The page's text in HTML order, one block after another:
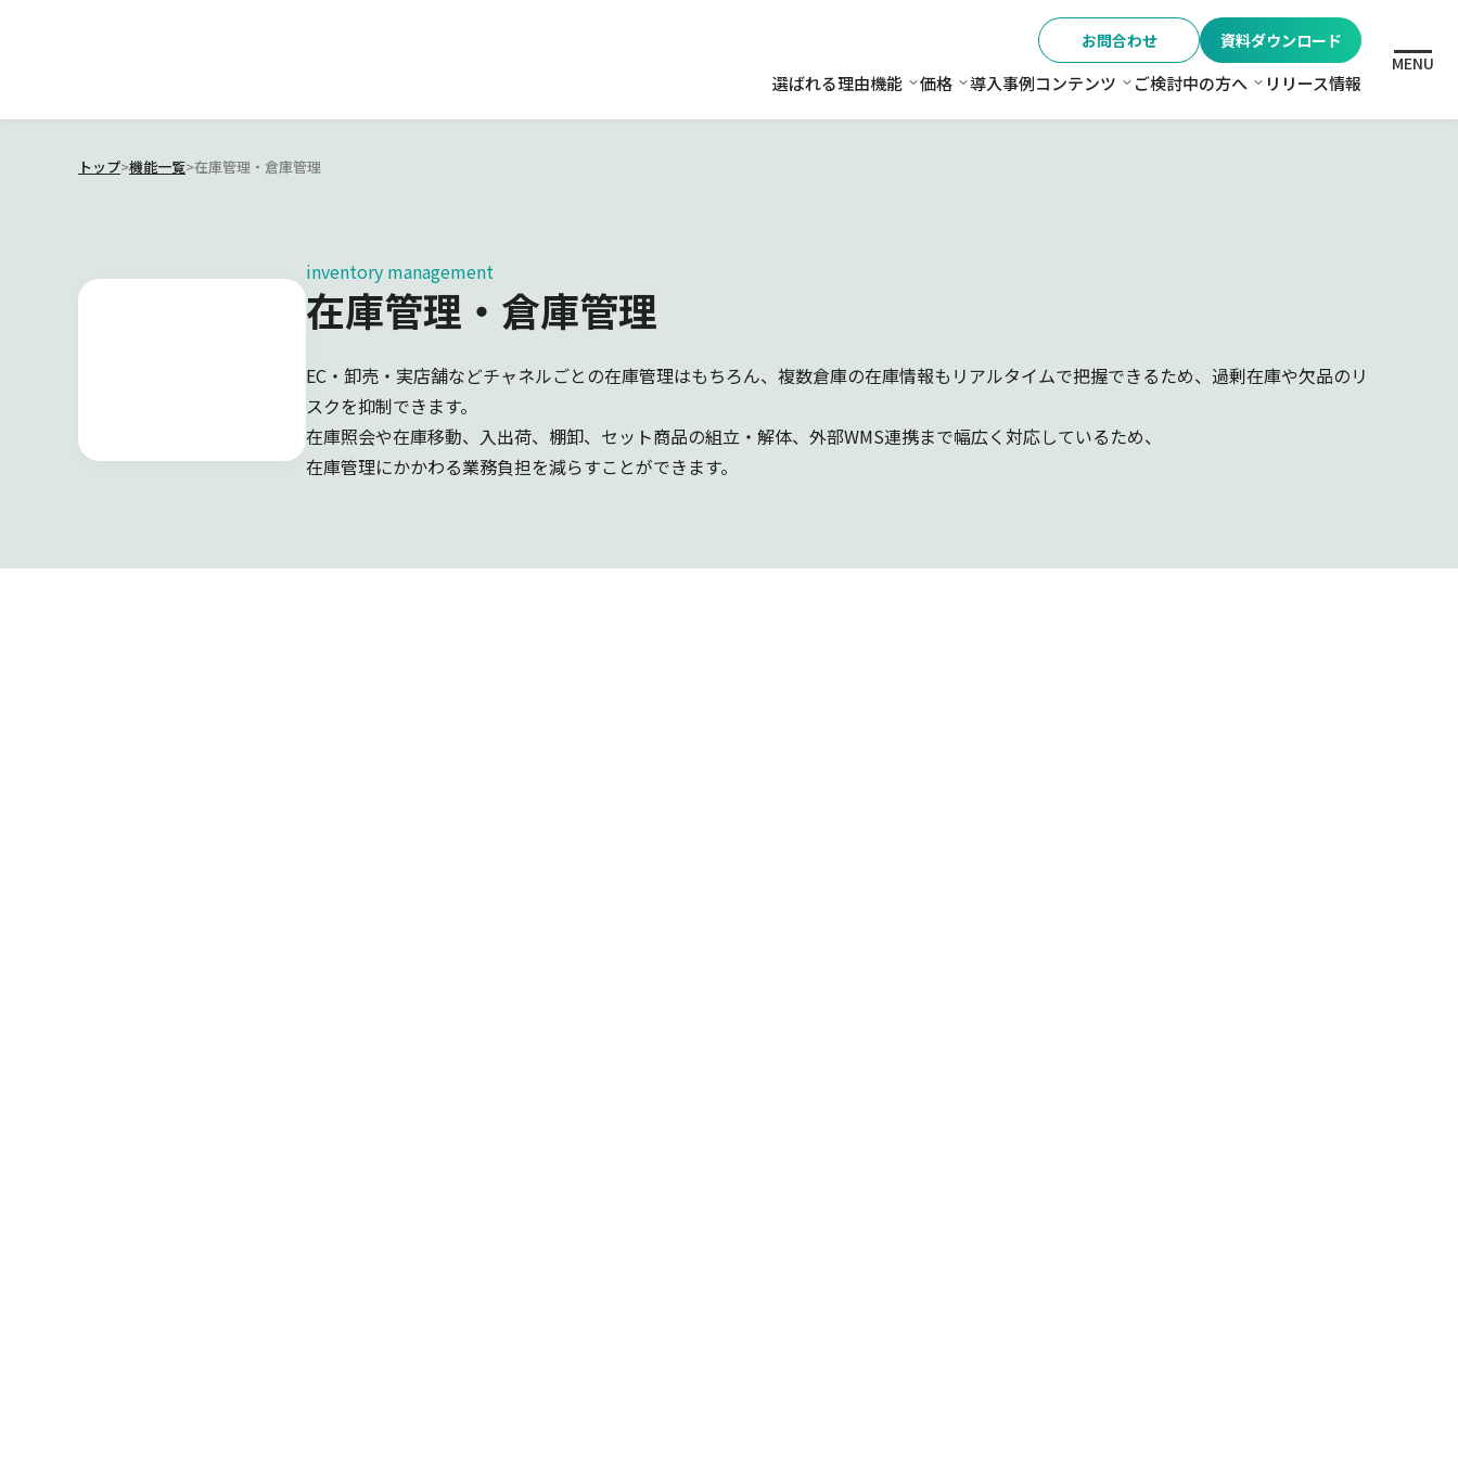
お問合わせ 資料ダウンロード
選ばれる理由機能 機能
価格 価格
導入事例コンテンツ コンテンツ
ご検討中の方へ ご検討中の方へ
リリース情報
MENU
トップ>機能一覧>在庫管理・倉庫管理
inventory management
在庫管理・倉庫管理
EC・卸売・実店舗などチャネルごとの在庫管理はもちろん、複数倉庫の在庫情報もリアルタイムで把握できるため、過剰在庫や欠品のリ
スクを抑制できます。
在庫照会や在庫移動、入出荷、棚卸、セット商品の組立・解体、外部WMS連携まで幅広く対応しているため、
在庫管理にかかわる業務負担を減らすことができます。